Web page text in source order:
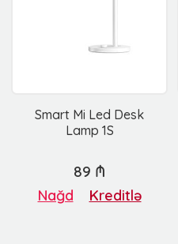
Smart Mi Led Desk
Lamp 1S
89 ₼
Nağd Kreditlə